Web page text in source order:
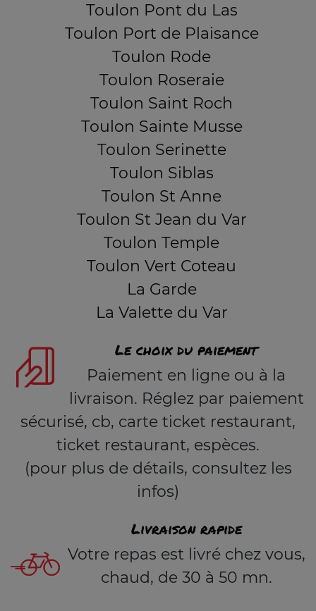
Toulon Pont du Las
Toulon Port de Plaisance
Toulon Rode
Toulon Roseraie
Toulon Saint Roch
Toulon Sainte Musse
Toulon Serinette
Toulon Siblas
Toulon St Anne
Toulon St Jean du Var
Toulon Temple
Toulon Vert Coteau
La Garde
La Valette du Var
Le choix du paiement
Paiement en ligne ou à la
livraison. Réglez par paiement
sécurisé, cb, carte ticket restaurant,
ticket restaurant, espèces.
(pour plus de détails, consultez les
infos)
Livraison rapide
Votre repas est livré chez vous,
chaud, de 30 à 50 mn.